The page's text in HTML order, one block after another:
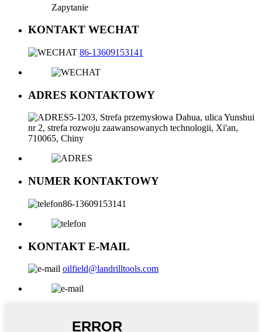
Zapytanie
KONTAKT WECHAT
86-13609153141
ADRES KONTAKTOWY
5-1203, Strefa przemysłowa Dahua, ulica Yunshui
nr 2, strefa rozwoju zaawansowanych technologii, Xi'an,
710065, Chiny
NUMER KONTAKTOWY
86-13609153141
KONTAKT E-MAIL
oilfield@landrilltools.com